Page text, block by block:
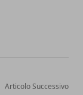
Articolo Successivo